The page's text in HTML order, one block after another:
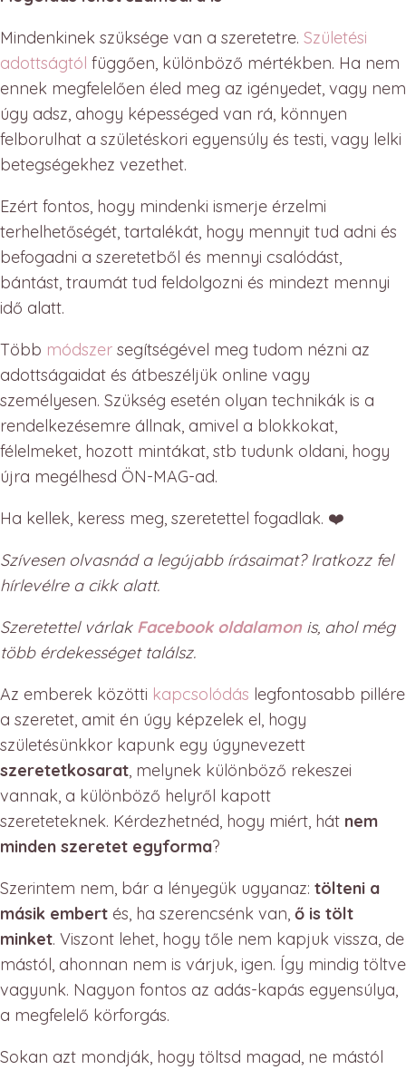
Mindenkinek szüksége van a szeretetre. Születési
adottságtól függően, különböző mértékben. Ha nem
ennek megfelelően éled meg az igényedet, vagy nem
úgy adsz, ahogy képességed van rá, könnyen
felborulhat a születéskori egyensúly és testi, vagy lelki
betegségekhez vezethet.
Ezért fontos, hogy mindenki ismerje érzelmi
terhelhetőségét, tartalékát, hogy mennyit tud adni és
befogadni a szeretetből és mennyi csalódást,
bántást, traumát tud feldolgozni és mindezt mennyi
idő alatt.
Több módszer segítségével meg tudom nézni az
adottságaidat és átbeszéljük online vagy
személyesen. Szükség esetén olyan technikák is a
rendelkezésemre állnak, amivel a blokkokat,
félelmeket, hozott mintákat, stb tudunk oldani, hogy
újra megélhesd ÖN-MAG-ad.
Ha kellek, keress meg, szeretettel fogadlak. ❤️
Szívesen olvasnád a legújabb írásaimat? Iratkozz fel
hírlevélre a cikk alatt.
Szeretettel várlak Facebook oldalamonis, ahol még
több érdekességet találsz.
Az emberek közötti kapcsolódás legfontosabb pillére
a szeretet, amit én úgy képzelek el, hogy
születésünkkor kapunk egy úgynevezett
szeretetkosarat, melynek különböző rekeszei
vannak, a különböző helyről kapott
szereteteknek. Kérdezhetnéd, hogy miért, hát nem
minden szeretet egyforma?
Szerintem nem, bár a lényegük ugyanaz: tölteni a
másik embert és, ha szerencsénk van, ő is tölt
minket. Viszont lehet, hogy tőle nem kapjuk vissza, de
mástól, ahonnan nem is várjuk, igen. Így mindig töltve
vagyunk. Nagyon fontos az adás-kapás egyensúlya,
a megfelelő körforgás.
Sokan azt mondják, hogy töltsd magad, ne mástól